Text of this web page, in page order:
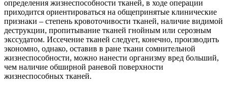
определения жизнеспособности тканей, в ходе операции
приходится ориентироваться на общепринятые клинические
признаки – степень кровоточивости тканей, наличие видимой
деструкции, пропитывание тканей гнойным или серозным
экссудатом. Иссечение тканей следует, конечно, производить
экономно, однако, оставив в ране ткани сомнительной
жизнеспособности, можно нанести организму вред больший,
чем наличие обширной раневой поверхности
жизнеспособных тканей.